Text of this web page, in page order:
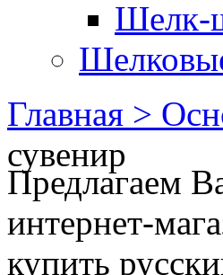
Шелк-
Главная >
сувенир
Предлагаем
интернет-
купить